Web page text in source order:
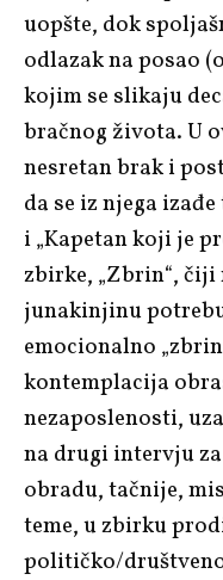
uopšte, dok
odlazak na posao
kojim se slikaju
bračnog života. U
nesretan brak i
da se iz njega
i „Kapetan koji je
zbirke, „Zbrin“, čiji
junakinjinu
emocionalno
kontemplacija
nezaposlenosti,
na drugi intervju
obradu, tačnije,
teme, u zbirku
političko/